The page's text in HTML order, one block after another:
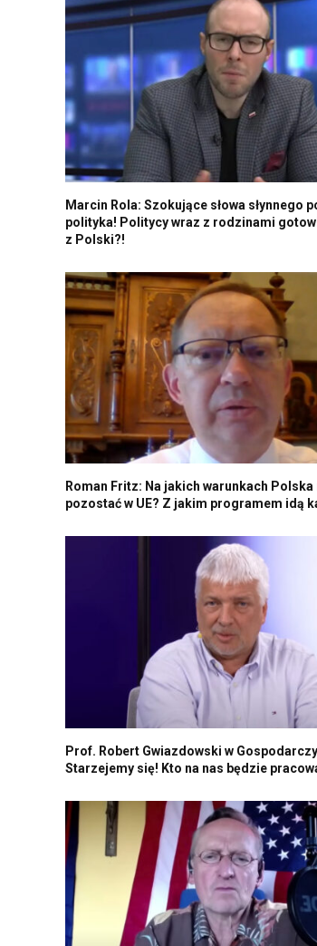
Marcin Rola: Szokujące słowa słynnego
polityka! Politycy wraz z rodzinami
z Polski?!
Roman Fritz: Na jakich warunkach Polska
pozostać w UE? Z jakim programem idą
Prof. Robert Gwiazdowski w
Starzejemy się! Kto na nas będzie